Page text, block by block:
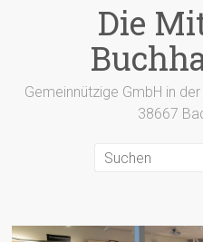
Die
Gemeinnützige GmbH in
38667